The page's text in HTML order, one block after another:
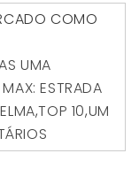
COMO
UMA
ESTRADA
,TOP 10,UM